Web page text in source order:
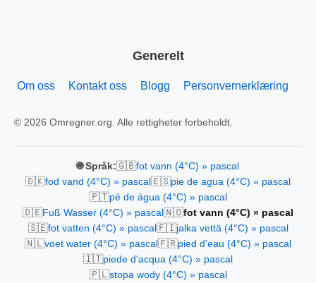
Generelt
Om oss Kontakt oss Blogg Personvernerklæring
© 2026 Omregner.org. Alle rettigheter forbeholdt.
🌐 Språk:🇬🇧fot vann (4°C) » pascal
🇩🇰fod vand (4°C) » pascal 🇪🇸pie de agua (4°C) » pascal
🇵🇹pé de água (4°C) » pascal
🇩🇪Fuß Wasser (4°C) » pascal 🇳🇴fot vann (4°C) » pascal
🇸🇪fot vatten (4°C) » pascal 🇫🇮jalka vettä (4°C) » pascal
🇳🇱voet water (4°C) » pascal 🇫🇷pied d'eau (4°C) » pascal
🇮🇹piede d'acqua (4°C) » pascal
🇵🇱stopa wody (4°C) » pascal